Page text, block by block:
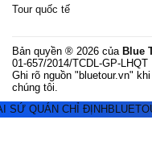
Tour quốc tế
Bản quyền ® 2026 của Blue
01-657/2014/TCDL-GP-LHQT
Ghi rõ nguồn "bluetour.vn"
chúng tôi.
QUÁN CHỈ ĐỊNH